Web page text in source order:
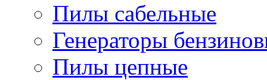
Пилы сабельные
Генераторы
Пилы цепные